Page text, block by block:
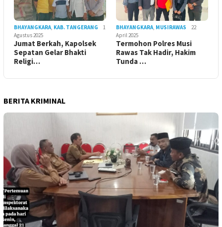
BHAYANGKARA, KAB. TANGERANG
1
Agustus 2025
Jumat Berkah, Kapolsek
Sepatan Gelar Bhakti
Religi…
BHAYANGKARA, MUSIRAWAS
22
April 2025
Termohon Polres Musi
Rawas Tak Hadir, Hakim
Tunda …
BERITA KRIMINAL